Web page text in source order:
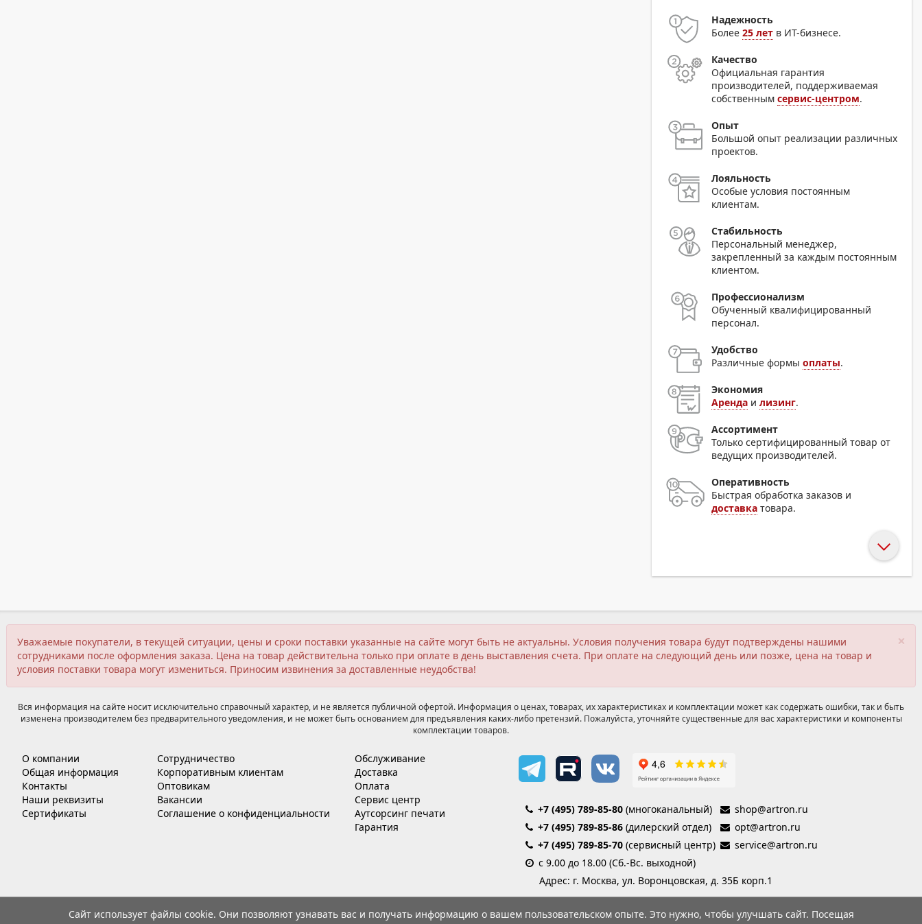
Надежность
Более25 лет в ИТ-бизнесе.
Качество
Официальная гарантия
производителей, поддерживаемая
собственнымсервис-центром.
Опыт
Большой опыт реализации различных
проектов.
Лояльность
Особые условия постоянным
клиентам.
Стабильность
Персональный менеджер,
закрепленный за каждым постоянным
клиентом.
Профессионализм
Обученный квалифицированный
персонал.
Удобство
Различные формыоплаты.
Экономия
Аренда илизинг.
Ассортимент
Только сертифицированный товар от
ведущих производителей.
Оперативность
Быстрая обработка заказов и
доставка товара.
×
Уважаемые покупатели, в текущей ситуации, цены и сроки поставки указанные на сайте могут быть не актуальны. Условия получения товара будут подтверждены нашими
сотрудниками после оформления заказа. Цена на товар действительна только при оплате в день выставления счета. При оплате на следующий день или позже, цена на товар и
условия поставки товара могут измениться. Приносим извинения за доставленные неудобства!
Вся информация на сайте носит исключительно справочный характер, и не является публичной офертой. Информация о ценах, товарах, их характеристиках и комплектации может как содержать ошибки, так и быть
изменена производителем без предварительного уведомления, и не может быть основанием для предъявления каких-либо претензий. Пожалуйста, уточняйте существенные для вас характеристики и компоненты
комплектации товаров.
О компании
Общая информация
Контакты
Наши реквизиты
Сертификаты
Сотрудничество
Корпоративным клиентам
Оптовикам
Вакансии
Соглашение о конфиденциальности
Обслуживание
Доставка
Оплата
Сервис центр
Аутсорсинг печати
Гарантия
+7 (495) 789-85-80(многоканальный)
shop@artron.ru
+7 (495) 789-85-86(дилерский отдел)
opt@artron.ru
+7 (495) 789-85-70(сервисный центр)
service@artron.ru
с 9.00 до 18.00 (Сб.-Вс. выходной)
Адрес: г. Москва, ул. Воронцовская, д. 35Б корп.1
Сайт использует файлы cookie. Они позволяют узнавать вас и получать информацию о вашем пользовательском опыте. Это нужно, чтобы улучшать сайт. Посещая